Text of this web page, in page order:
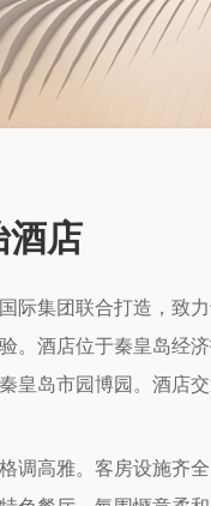
酒店
际集团联合打造，致
。酒店位于秦皇岛经
皇岛市园博园。酒店
调高雅。客房设施齐